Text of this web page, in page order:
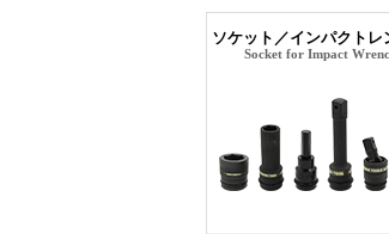
ソケット／インパクトレ
Socket for Impact